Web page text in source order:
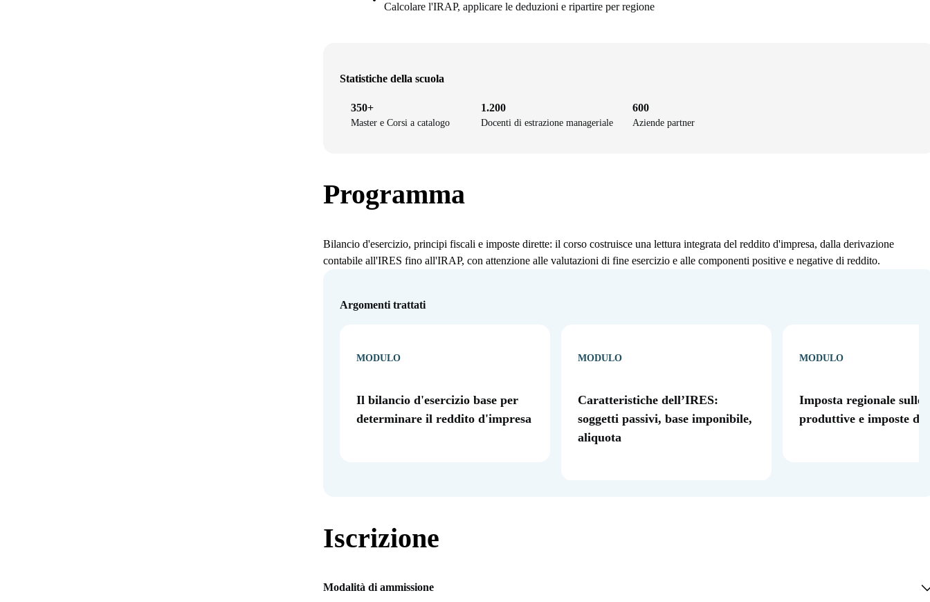
Calcolare l'IRAP, applicare le deduzioni e ripartire per regione
Statistiche della scuola
350+
Master e Corsi a catalogo
1.200
Docenti di estrazione manageriale
600
Aziende partner
Programma
Bilancio d'esercizio, principi fiscali e imposte dirette: il corso costruisce una lettura integrata del reddito d'impresa, dalla derivazione
contabile all'IRES fino all'IRAP, con attenzione alle valutazioni di fine esercizio e alle componenti positive e negative di reddito.
Argomenti trattati
MODULO
Il bilancio d'esercizio base per
determinare il reddito d'impresa
MODULO
Caratteristiche dell’IRES:
soggetti passivi, base imponibile,
aliquota
MODULO
Imposta regionale sulle
produttive e imposte
Iscrizione
Modalità di ammissione